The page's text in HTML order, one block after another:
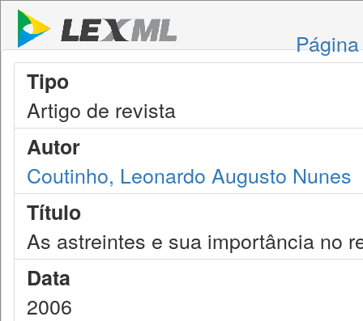
Tipo
Artigo de revista
Autor
Coutinho, Leonardo Augusto Nunes
Título
As astreintes e sua importância no
Data
2006